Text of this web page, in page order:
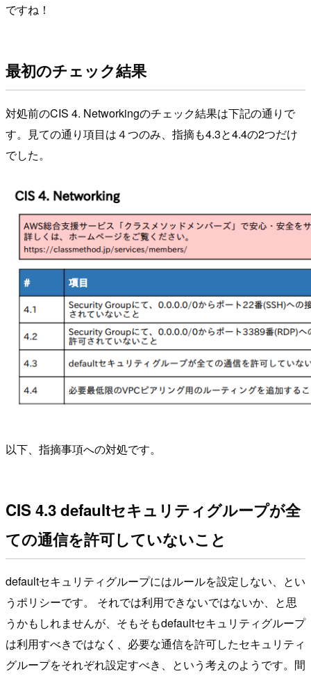
ですね！
最初のチェック結果
対処前のCIS 4. Networkingのチェック結果は下記の通りで
す。見ての通り項目は４つのみ、指摘も4.3と4.4の2つだけ
でした。
以下、指摘事項への対処です。
CIS 4.3 defaultセキュリティグループが全
ての通信を許可していないこと
defaultセキュリティグループにはルールを設定しない、とい
うポリシーです。 それでは利用できないではないか、と思
うかもしれませんが、そもそもdefaultセキュリティグループ
は利用すべきではなく、必要な通信を許可したセキュリティ
グループをそれぞれ設定すべき、という考えのようです。間